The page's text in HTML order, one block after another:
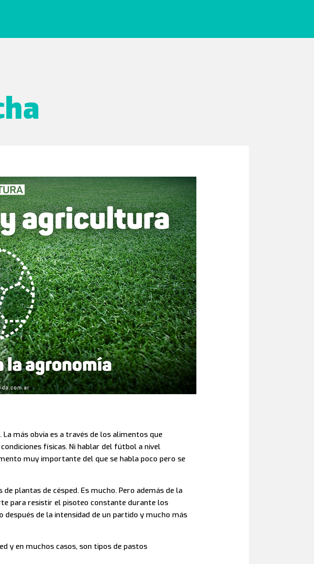
más obvia es a través de los alimentos que
físicas. Ni hablar del fútbol a nivel
muy importante del que se habla poco pero se
plantas de césped. Es mucho. Pero además de la
para resistir el pisoteo constante durante los
de la intensidad de un partido y mucho más
y en muchos casos, son tipos de pastos